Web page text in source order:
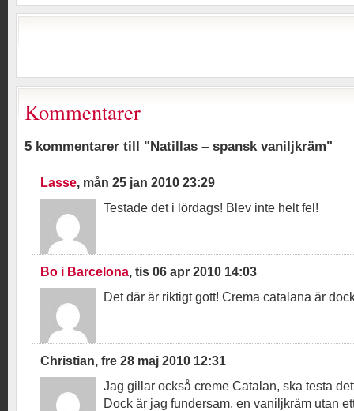
Kommentarer
5 kommentarer till "Natillas – spansk vaniljkräm"
Lasse, mån 25 jan 2010 23:29
Testade det i lördags! Blev inte helt fel!
Bo i Barcelona, tis 06 apr 2010 14:03
Det där är riktigt gott! Crema catalana är
Christian, fre 28 maj 2010 12:31
Jag gillar också creme Catalan, ska testa
Dock är jag fundersam, en vaniljkräm utan